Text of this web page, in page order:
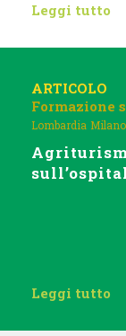
Leggi tutto
ARTICOLO
Formazione
Lombardia
Leggi tutto